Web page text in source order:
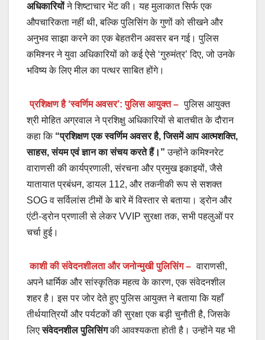
अधिकारियोंने शिष्टाचार भेंट की। यह मुलाकात सिर्फ एक
औपचारिकता नहीं थी, बल्कि पुलिसिंग के गुणों को सीखने और
अनुभव साझा करने का एक बेहतरीन अवसर बन गई। पुलिस
कमिश्नर ने युवा अधिकारियों को कई ऐसे ‘गुरुमंत्र’ दिए, जो उनके
भविष्य के लिए मील का पत्थर साबित होंगे।
प्रशिक्षण है ‘स्वर्णिम अवसर’: पुलिस आयुक्त – पुलिस आयुक्त
श्री मोहित अग्रवाल ने प्रशिक्षु अधिकारियों से बातचीत के दौरान
कहा कि “प्रशिक्षण एक स्वर्णिम अवसर है, जिसमें आप आत्मशक्ति,
साहस, संयम एवं ज्ञान का संचय करते हैं।” उन्होंने कमिश्नरेट
वाराणसी की कार्यप्रणाली, संरचना और प्रमुख इकाइयों, जैसे
यातायात प्रबंधन, डायल 112, और तकनीकी रूप से सशक्त
SOG व सर्विलांस टीमों के बारे में विस्तार से बताया। ड्रोन और
एंटी-ड्रोन प्रणाली से लेकर VVIP सुरक्षा तक, सभी पहलुओं पर
चर्चा हुई।
काशी की संवेदनशीलता और जनोन्मुखी पुलिसिंग – वाराणसी,
अपने धार्मिक और सांस्कृतिक महत्व के कारण, एक संवेदनशील
शहर है। इस पर जोर देते हुए पुलिस आयुक्त ने बताया कि यहाँ
तीर्थयात्रियों और पर्यटकों की सुरक्षा एक बड़ी चुनौती है, जिसके
लिएसंवेदनशील पुलिसिंगकी आवश्यकता होती है। उन्होंने यह भी